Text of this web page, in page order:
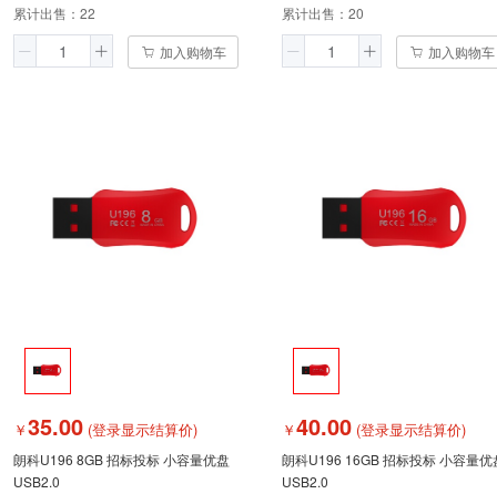
累计出售： 22
加入购物车
累计出售： 20
加入购物车
￥35.00 (登录显示结算价)
朗科U196 8GB 招标投标 小容量优盘
USB2.0
￥40.00 (登录显示结算价)
朗科U196 16GB 招标投标 小容量优
USB2.0